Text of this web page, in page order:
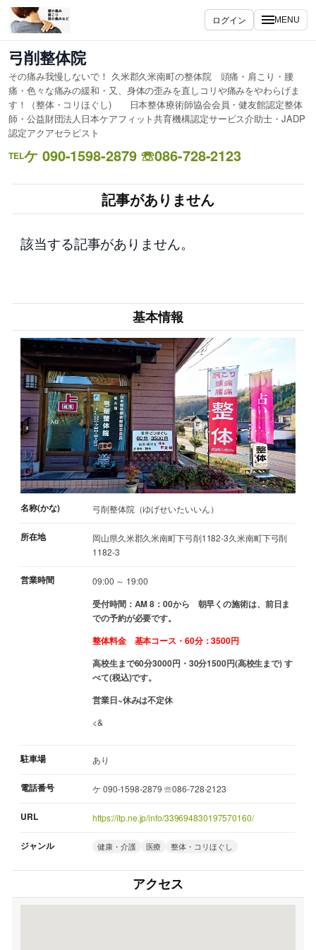
内
容
ス
キ
ッ
プ
ログイン MENU
弓削整体院
その痛み我慢しないで！ 久米郡久米南町の整体院 頭痛・肩こり・腰
痛・色々な痛みの緩和・又、身体の歪みを直しコリや痛みをやわらげま
す！（整体・コリほぐし) 日本整体療術師協会会員・健友館認定整体
師・公益財団法人日本ケアフィット共育機構認定サービス介助士・JADP
認定アクアセラピスト
TELケ 090-1598-2879 ☏086-728-2123
記事がありません
該当する記事がありません。
基本情報
名称(かな) 弓削整体院（ゆげせいたいいん）
所在地
岡山県久米郡久米南町下弓削1182-3久米南町下弓削
1182-3
営業時間 09:00 ～ 19:00
受付時間：AM 8：00から 朝早くの施術は、前日ま
での予約が必要です。
整体料金 基本コース・60分：3500円
高校生まで60分3000円・30分1500円(高校生まで) す
べて(税込)です。
営業日~休みは不定休
<&
駐車場 あり
電話番号 ケ 090-1598-2879 ☏086-728-2123
URL https://itp.ne.jp/info/339694830197570160/
ジャンル 健康・介護 医療 整体・コリほぐし
アクセス